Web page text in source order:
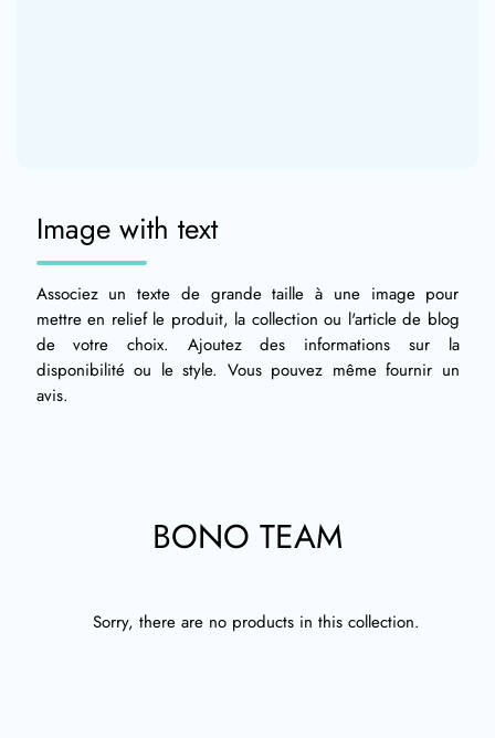
Image with text
Associez un texte de grande taille à une image pour
mettre en relief le produit, la collection ou l'article de blog
de votre choix. Ajoutez des informations sur la
disponibilité ou le style. Vous pouvez même fournir un
avis.
BONO TEAM
Sorry, there are no products in this collection.